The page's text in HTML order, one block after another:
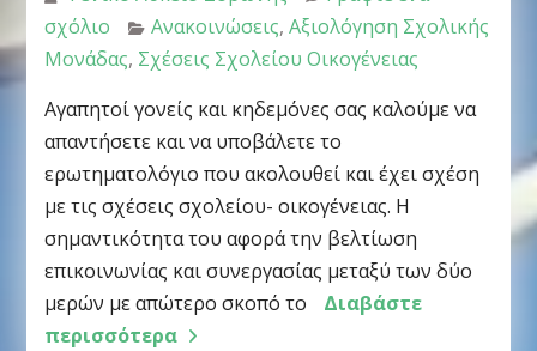
σχόλιο
Ανακοινώσεις, Αξιολόγηση Σχολικής
Μονάδας, Σχέσεις Σχολείου Οικογένειας
Αγαπητοί γονείς και κηδεμόνες σας καλούμε να
απαντήσετε και να υποβάλετε το
ερωτηματολόγιο που ακολουθεί και έχει σχέση
με τις σχέσεις σχολείου- οικογένειας. Η
σημαντικότητα του αφορά την βελτίωση
επικοινωνίας και συνεργασίας μεταξύ των δύο
μερών με απώτερο σκοπό το
Διαβάστε
περισσότερα